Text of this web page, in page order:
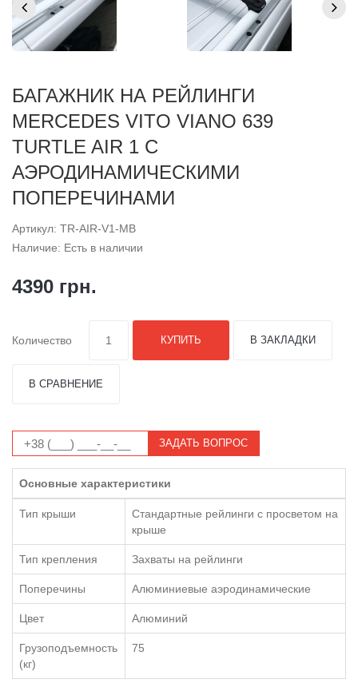
БАГАЖНИК НА РЕЙЛИНГИ
MERCEDES VITO VIANO 639
TURTLE AIR 1 С
АЭРОДИНАМИЧЕСКИМИ
ПОПЕРЕЧИНАМИ
Артикул: TR-AIR-V1-MB
Наличие: Есть в наличии
4390 грн.
Количество КУПИТЬ В ЗАКЛАДКИ
В СРАВНЕНИЕ
ЗАДАТЬ ВОПРОС
Основные характеристики
Тип крыши
Стандартные рейлинги с просветом на
крыше
Тип крепления Захваты на рейлинги
Поперечины Алюминиевые аэродинамические
Цвет Алюминий
Грузоподъемность
(кг)
75